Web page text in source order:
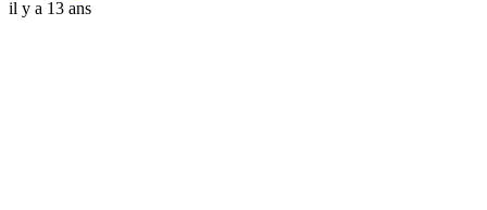
il y a 13 ans